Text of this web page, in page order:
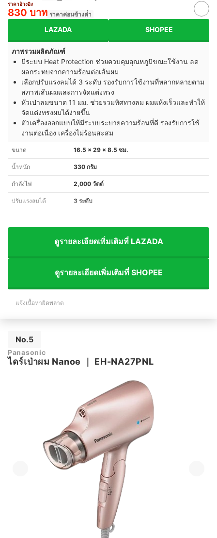
ราคาอ้างอิง
830 บาท ราคาค่อนข้างต่ำ
LAZADA SHOPEE
ภาพรวมผลิตภัณฑ์
มีระบบ Heat Protection ช่วยควบคุมอุณหภูมิขณะใช้งาน ลด
ผลกระทบจากความร้อนต่อเส้นผม
เลือกปรับแรงลมได้ 3 ระดับ รองรับการใช้งานที่หลากหลายตาม
สภาพเส้นผมและการจัดแต่งทรง
หัวเป่าลมขนาด 11 มม. ช่วยรวมทิศทางลม ผมแห้งเร็วและทำให้
จัดแต่งทรงผมได้ง่ายขึ้น
ตัวเครื่องออกแบบให้มีระบบระบายความร้อนที่ดี รองรับการใช้
งานต่อเนื่อง เครื่องไม่ร้อนสะสม
ขนาด 16.5 x 29 x 8.5 ซม.
น้ำหนัก 330 กรัม
กำลังไฟ 2,000 วัตต์
ปรับแรงลมได้ 3 ระดับ
ดูรายละเอียดเพิ่มเติมที่ LAZADA
ดูรายละเอียดเพิ่มเติมที่ SHOPEE
แจ้งเนื้อหาผิดพลาด
No.5
Panasonic
ไดร์เป่าผม Nanoe ｜ EH-NA27PNL